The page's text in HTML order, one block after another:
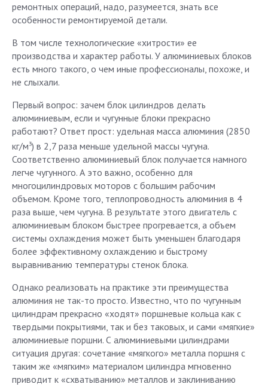
ремонтных операций, надо, разумеется, знать все
особенности ремонтируемой детали.
В том числе технологические «хитрости» ее
производства и характер работы. У алюминиевых блоков
есть много такого, о чем иные профессионалы, похоже, и
не слыхали.
Первый вопрос: зачем блок цилиндров делать
алюминиевым, если и чугунные блоки прекрасно
работают? Ответ прост: удельная масса алюминия (2850
кг/м3) в 2,7 раза меньше удельной массы чугуна.
Соответственно алюминиевый блок получается намного
легче чугунного. А это важно, особенно для
многоцилиндровых моторов с большим рабочим
объемом. Кроме того, теплопроводность алюминия в 4
раза выше, чем чугуна. В результате этого двигатель с
алюминиевым блоком быстрее прогревается, а объем
системы охлаждения может быть уменьшен благодаря
более эффективному охлаждению и быстрому
выравниванию температуры стенок блока.
Однако реализовать на практике эти преимущества
алюминия не так-то просто. Известно, что по чугунным
цилиндрам прекрасно «ходят» поршневые кольца как с
твердыми покрытиями, так и без таковых, и сами «мягкие»
алюминиевые поршни. С алюминиевыми цилиндрами
ситуация другая: сочетание «мягкого» металла поршня с
таким же «мягким» материалом цилиндра мгновенно
приводит к «схватыванию» металлов и заклиниванию